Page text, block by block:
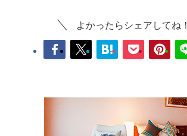
よかったらシェアしてね！